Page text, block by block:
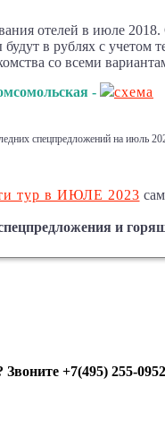
отелей в июле
в рублях с учетом
со всеми
-
схема
спецпредложений на июль
тур в ИЮЛЕ 2023
и
+7(495) 255-